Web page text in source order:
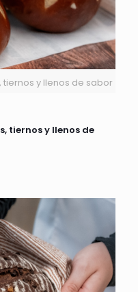
y llenos de sabor
tiernos y llenos de